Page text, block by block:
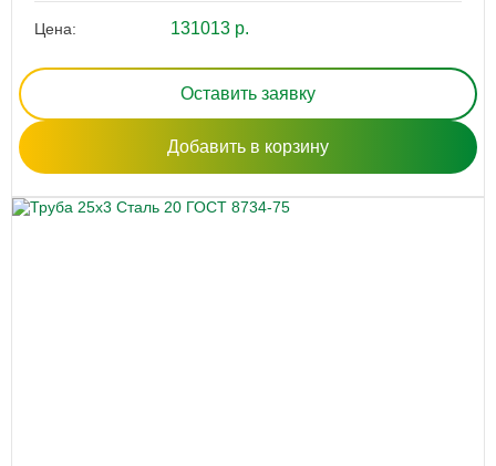
Цена: 131013 р.
Оставить заявку
Добавить в корзину